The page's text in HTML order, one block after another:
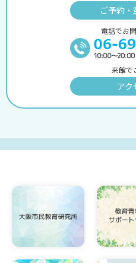
ご予約・
電話でお
来館で
アク